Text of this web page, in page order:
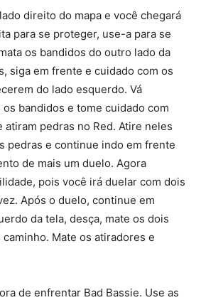
direito do mapa e você chegará
para se proteger, use-a para se
os bandidos do outro lado da
siga em frente e cuidado com os
do lado esquerdo. Vá
bandidos e tome cuidado com
atiram pedras no Red. Atire neles
pedras e continue indo em frente
de mais um duelo. Agora
pois você irá duelar com dois
Após o duelo, continue em
da tela, desça, mate os dois
Mate os atiradores e
de enfrentar Bad Bassie. Use as